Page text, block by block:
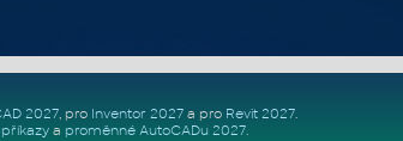
2027, pro Inventor 2027a pro Revit 2027.
příkazya proměnné AutoCADu 2027.